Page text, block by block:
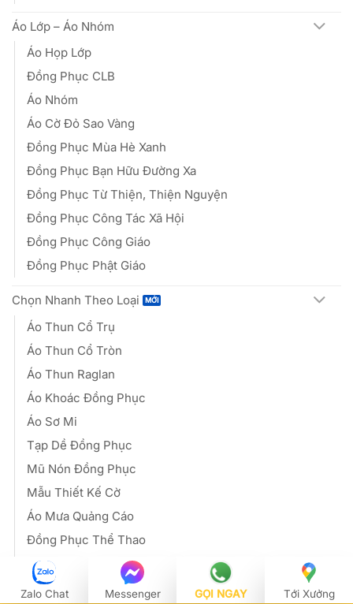
Áo Lớp – Áo Nhóm
Áo Họp Lớp
Đồng Phục CLB
Áo Nhóm
Áo Cờ Đỏ Sao Vàng
Đồng Phục Mùa Hè Xanh
Đồng Phục Bạn Hữu Đường Xa
Đồng Phục Từ Thiện, Thiện Nguyện
Đồng Phục Công Tác Xã Hội
Đồng Phục Công Giáo
Đồng Phục Phật Giáo
Chọn Nhanh Theo Loại
Áo Thun Cổ Trụ
Áo Thun Cổ Tròn
Áo Thun Raglan
Áo Khoác Đồng Phục
Áo Sơ Mi
Tạp Dề Đồng Phục
Mũ Nón Đồng Phục
Mẫu Thiết Kế Cờ
Áo Mưa Quảng Cáo
Đồng Phục Thể Thao
Đồng Phục Bảo Hộ Lao Động
Zalo Chat Messenger GỌI NGAY Tới Xưởng